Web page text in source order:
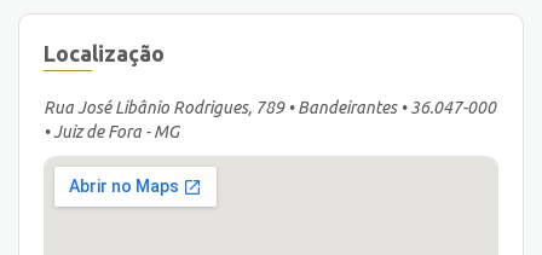
Localização
Rua José Libânio Rodrigues, 789 • Bandeirantes • 36.047-000
• Juiz de Fora - MG